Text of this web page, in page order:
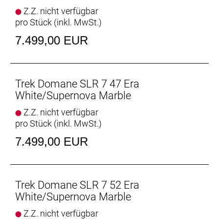
breiten Reifen, aber dank der Reifenfreiheit bis 38-
mm-Reifen kannst du von glattem Asphalt bis
leichtem Schotter alles unter die Räder nehmen.
Interne Aufbewahrung
Ganztagestouren stets genug Stauraum zur
Verfügung.
Raffinierte Integration
Das Domane mit seiner verborgenen
Zug-/Leitungsführung und der verborgenen
Sattelstützenklemmung zeichnet durch eine noch
Geschlecht: Uni
Rahmen: 800 Series OCLV Carbon, IsoSpeed,
integriertes Staufach, konisches Steuerrohr, interne
Z.Z. nicht verfügbar
pro Stück (inkl. MwSt.)
7.499,00 EUR
Trek Domane SLR 7 47 Era
White/Supernova Marble
Z.Z. nicht verfügbar
pro Stück (inkl. MwSt.)
7.499,00 EUR
Trek Domane SLR 7 52 Era
White/Supernova Marble
Z.Z. nicht verfügbar